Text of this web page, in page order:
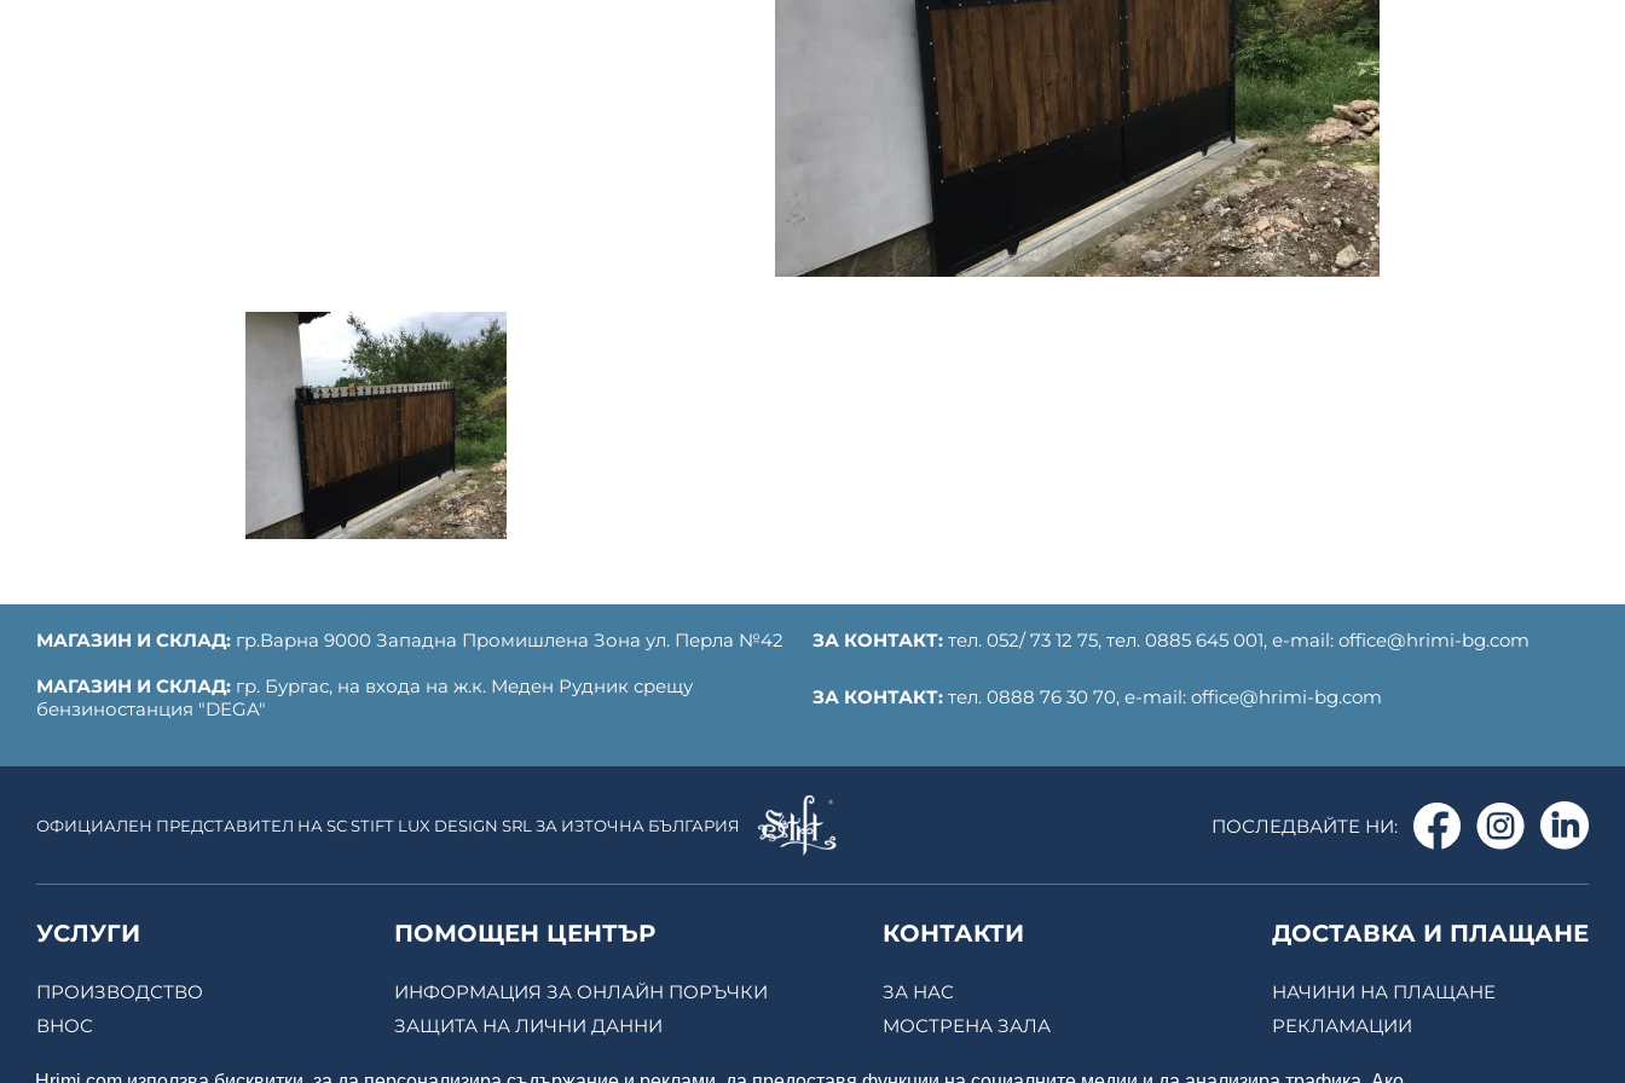
МАГАЗИН И СКЛАД: гр.Варна 9000 Западна Промишлена Зона ул. Перла №42 ЗА КОНТАКТ: тел. 052/ 73 12 75, тел. ‎0885 645 001, е-mail: office@hrimi-bg.com
МАГАЗИН И СКЛАД: гр. Бургас, на входа на ж.к. Меден Рудник срещу
бензиностанция "DEGA"
ЗА КОНТАКТ: тел. 0888 76 30 70, е-mail: office@hrimi-bg.com
ОФИЦИАЛЕН ПРЕДСТАВИТЕЛ НА SC STIFT LUX DESIGN SRL ЗА ИЗТОЧНА БЪЛГАРИЯ ПОСЛЕДВАЙТЕ НИ:
УСЛУГИ
ПРОИЗВОДСТВО
ВНОС
ПОМОЩЕН ЦЕНТЪР
ИНФОРМАЦИЯ ЗА ОНЛАЙН ПОРЪЧКИ
ЗАЩИТА НА ЛИЧНИ ДАННИ
КОНТАКТИ
ЗА НАС
МОСТРЕНА ЗАЛА
ДОСТАВКА И ПЛАЩАНЕ
НАЧИНИ НА ПЛАЩАНЕ
РЕКЛАМАЦИИ